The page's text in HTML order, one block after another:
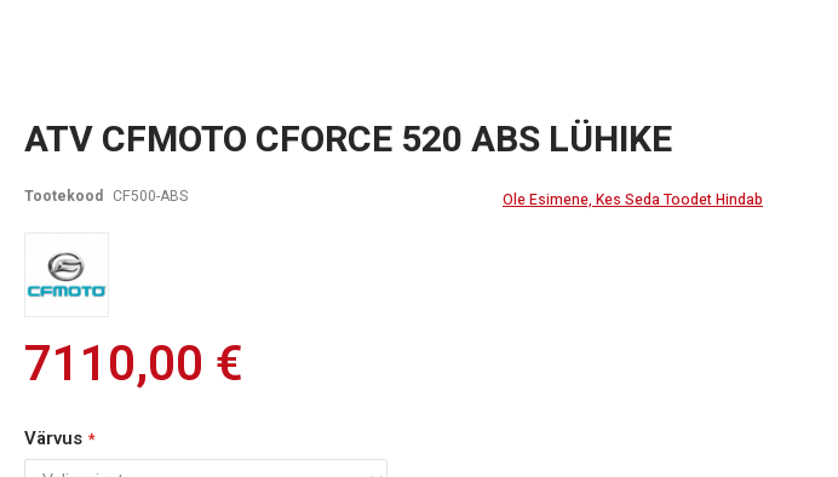
ATV CFMOTO CFORCE 520 ABS LÜHIKE
Ole Esimene, Kes Seda Toodet Hindab
Tootekood CF500-ABS
7110,00 €
Värvus